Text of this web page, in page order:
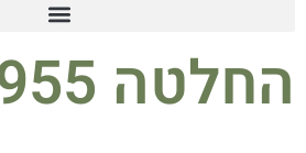
החלטה 1955